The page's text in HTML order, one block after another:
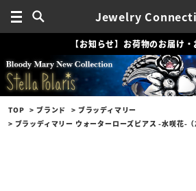
Jewelry
【お知らせ】お荷物のお届け
TOP ブランド
ブラッディマリー
ブラッディマリー ウォーターローズピアス -水咲花-